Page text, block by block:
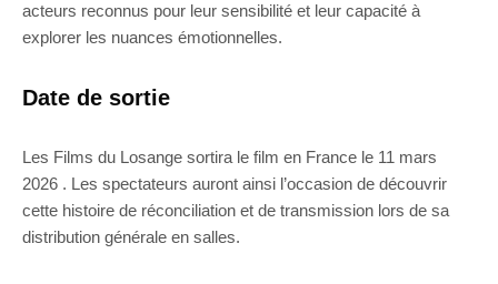
acteurs reconnus pour leur sensibilité et leur capacité à
explorer les nuances émotionnelles.
Date de sortie
Les Films du Losange sortira le film en France le 11 mars
2026 . Les spectateurs auront ainsi l’occasion de découvrir
cette histoire de réconciliation et de transmission lors de sa
distribution générale en salles.